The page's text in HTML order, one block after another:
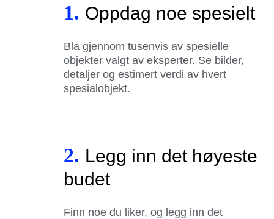
1. Oppdag noe spesielt
Bla gjennom tusenvis av spesielle
objekter valgt av eksperter. Se bilder,
detaljer og estimert verdi av hvert
spesialobjekt.
2. Legg inn det høyeste
budet
Finn noe du liker, og legg inn det